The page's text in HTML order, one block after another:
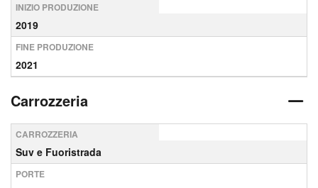
INIZIO PRODUZIONE
2019
FINE PRODUZIONE
2021
Carrozzeria
CARROZZERIA
Suv e Fuoristrada
PORTE